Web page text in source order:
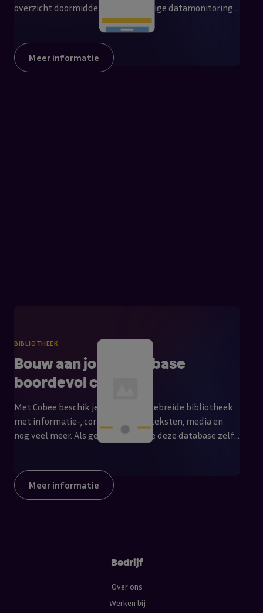
overzicht doormiddel van eenvoudige datamonitoring.
Opleveren was nog nooit zo eenvoudig en vlot met de
oplevermodule van Cobee. Alle functies die je gewend
bent, maar dan makkelijk.
Meer informatie
BIBLIOTHEEK
Bouw aan jouw database
boordevol content
Met Cobee beschik je over een uitgebreide bibliotheek
met informatie-, correspondentieteksten, media en
nog veel meer. Als gebruiker kun je deze database zelf
Meer informatie
Bedrijf
Over ons
Werken bij